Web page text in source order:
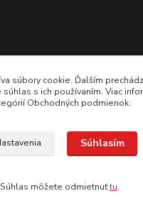
212 007
do 16:00 hod
2027 MACSHOP.SK, všetky práva
súbory cookie. Ďalším
s ich používaním. Viac
Obchodných podmienok.
Súhlasím
Súhlas môžete odmietnuťtu.